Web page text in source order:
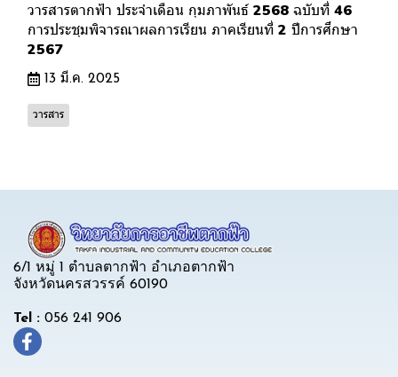
วารสารตากฟ้า ประจำเดือน กุมภาพันธ์ 2568 ฉบับที่ 46
การประชุมพิจารณาผลการเรียน ภาคเรียนที่ 2 ปีการศึกษา
2567
13 มี.ค. 2025
วารสาร
6/1 หมู่ 1 ตำบลตากฟ้า อำเภอตากฟ้า
จังหวัดนครสวรรค์ 60190
Tel : 056 241 906